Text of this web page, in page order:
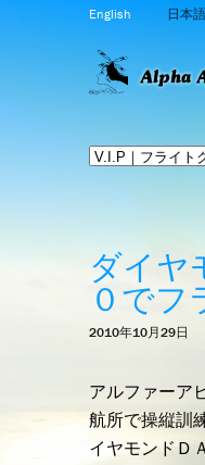
English 日本語
ダイヤ
０でフ
2010年10月29日
アルファーア
航所で操縦訓
イヤモンドＤ